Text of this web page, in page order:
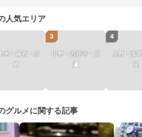
人気エリア
木・麻布・広
尾
3
中野・吉祥寺・三
鷹
4
上野・浅
里
グルメに関する記事